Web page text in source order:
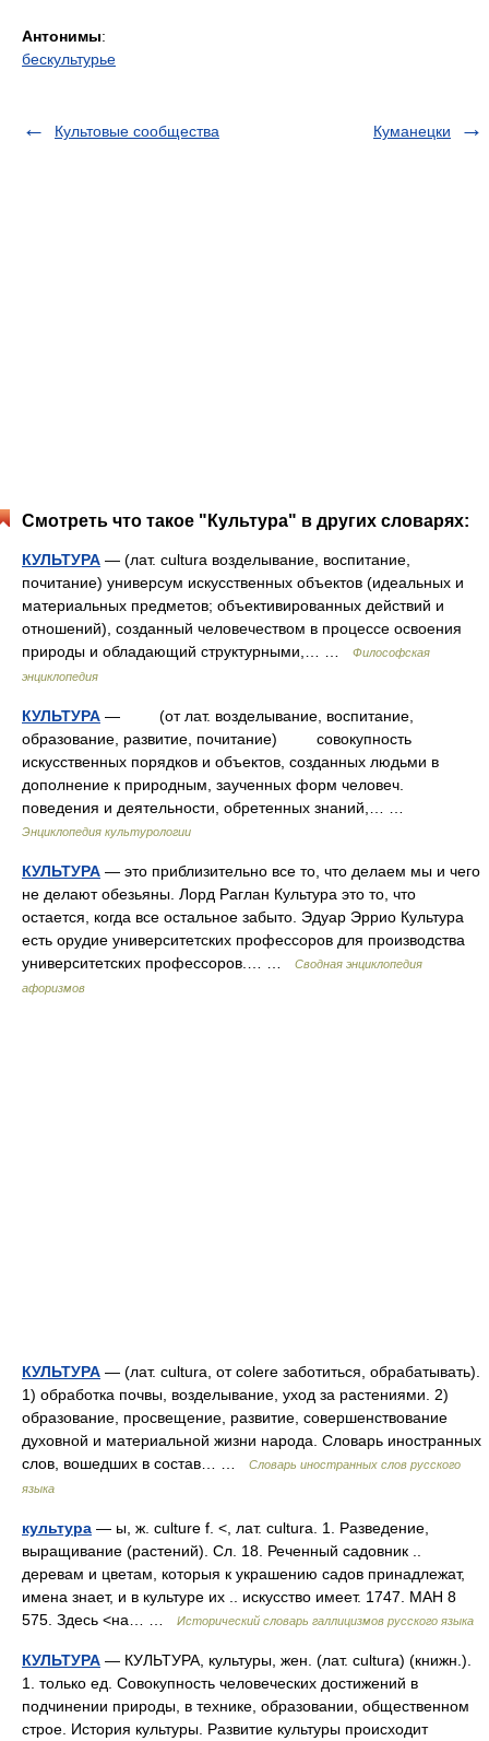
Антонимы:
бескультурье
Культовые сообщества Куманецки
Смотреть что такое "Культура" в других словарях:
КУЛЬТУРА — (лат. cultura возделывание, воспитание,
почитание) универсум искусственных объектов (идеальных и
материальных предметов; объективированных действий и
отношений), созданный человечеством в процессе освоения
природы и обладающий структурными,… …
Философская
энциклопедия
КУЛЬТУРА — (от лат. возделывание, воспитание,
образование, развитие, почитание) совокупность
искусственных порядков и объектов, созданных людьми в
дополнение к природным, заученных форм человеч.
поведения и деятельности, обретенных знаний,… …
Энциклопедия культурологии
КУЛЬТУРА — это приблизительно все то, что делаем мы и чего
не делают обезьяны. Лорд Раглан Культура это то, что
остается, когда все остальное забыто. Эдуар Эррио Культура
есть орудие университетских профессоров для производства
университетских профессоров.… …
Сводная энциклопедия
афоризмов
КУЛЬТУРА — (лат. cultura, от colere заботиться, обрабатывать).
1) обработка почвы, возделывание, уход за растениями. 2)
образование, просвещение, развитие, совершенствование
духовной и материальной жизни народа. Словарь иностранных
слов, вошедших в состав… …
Словарь иностранных слов русского
языка
культура — ы, ж. culture f. <, лат. cultura. 1. Разведение,
выращивание (растений). Сл. 18. Реченный садовник ..
деревам и цветам, которыя к украшению садов принадлежат,
имена знает, и в культуре их .. искусство имеет. 1747. МАН 8
575. Здесь <на… …
Исторический словарь галлицизмов русского языка
КУЛЬТУРА — КУЛЬТУРА, культуры, жен. (лат. cultura) (книжн.).
1. только ед. Совокупность человеческих достижений в
подчинении природы, в технике, образовании, общественном
строе. История культуры. Развитие культуры происходит